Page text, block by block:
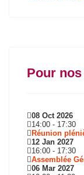
Pour
08 Oct 2026
14:00 - 17:30
Réunion
12 Jan 2027
16:00 - 17:30
Assemblée
06 Mar 2027